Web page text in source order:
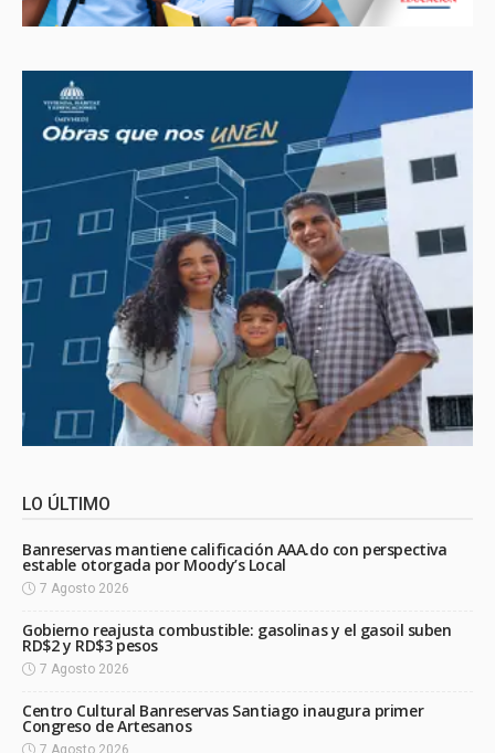
LO ÚLTIMO
Banreservas mantiene calificación AAA.do con perspectiva
estable otorgada por Moody’s Local
7 Agosto 2026
Gobierno reajusta combustible: gasolinas y el gasoil suben
RD$2 y RD$3 pesos
7 Agosto 2026
Centro Cultural Banreservas Santiago inaugura primer
Congreso de Artesanos
7 Agosto 2026